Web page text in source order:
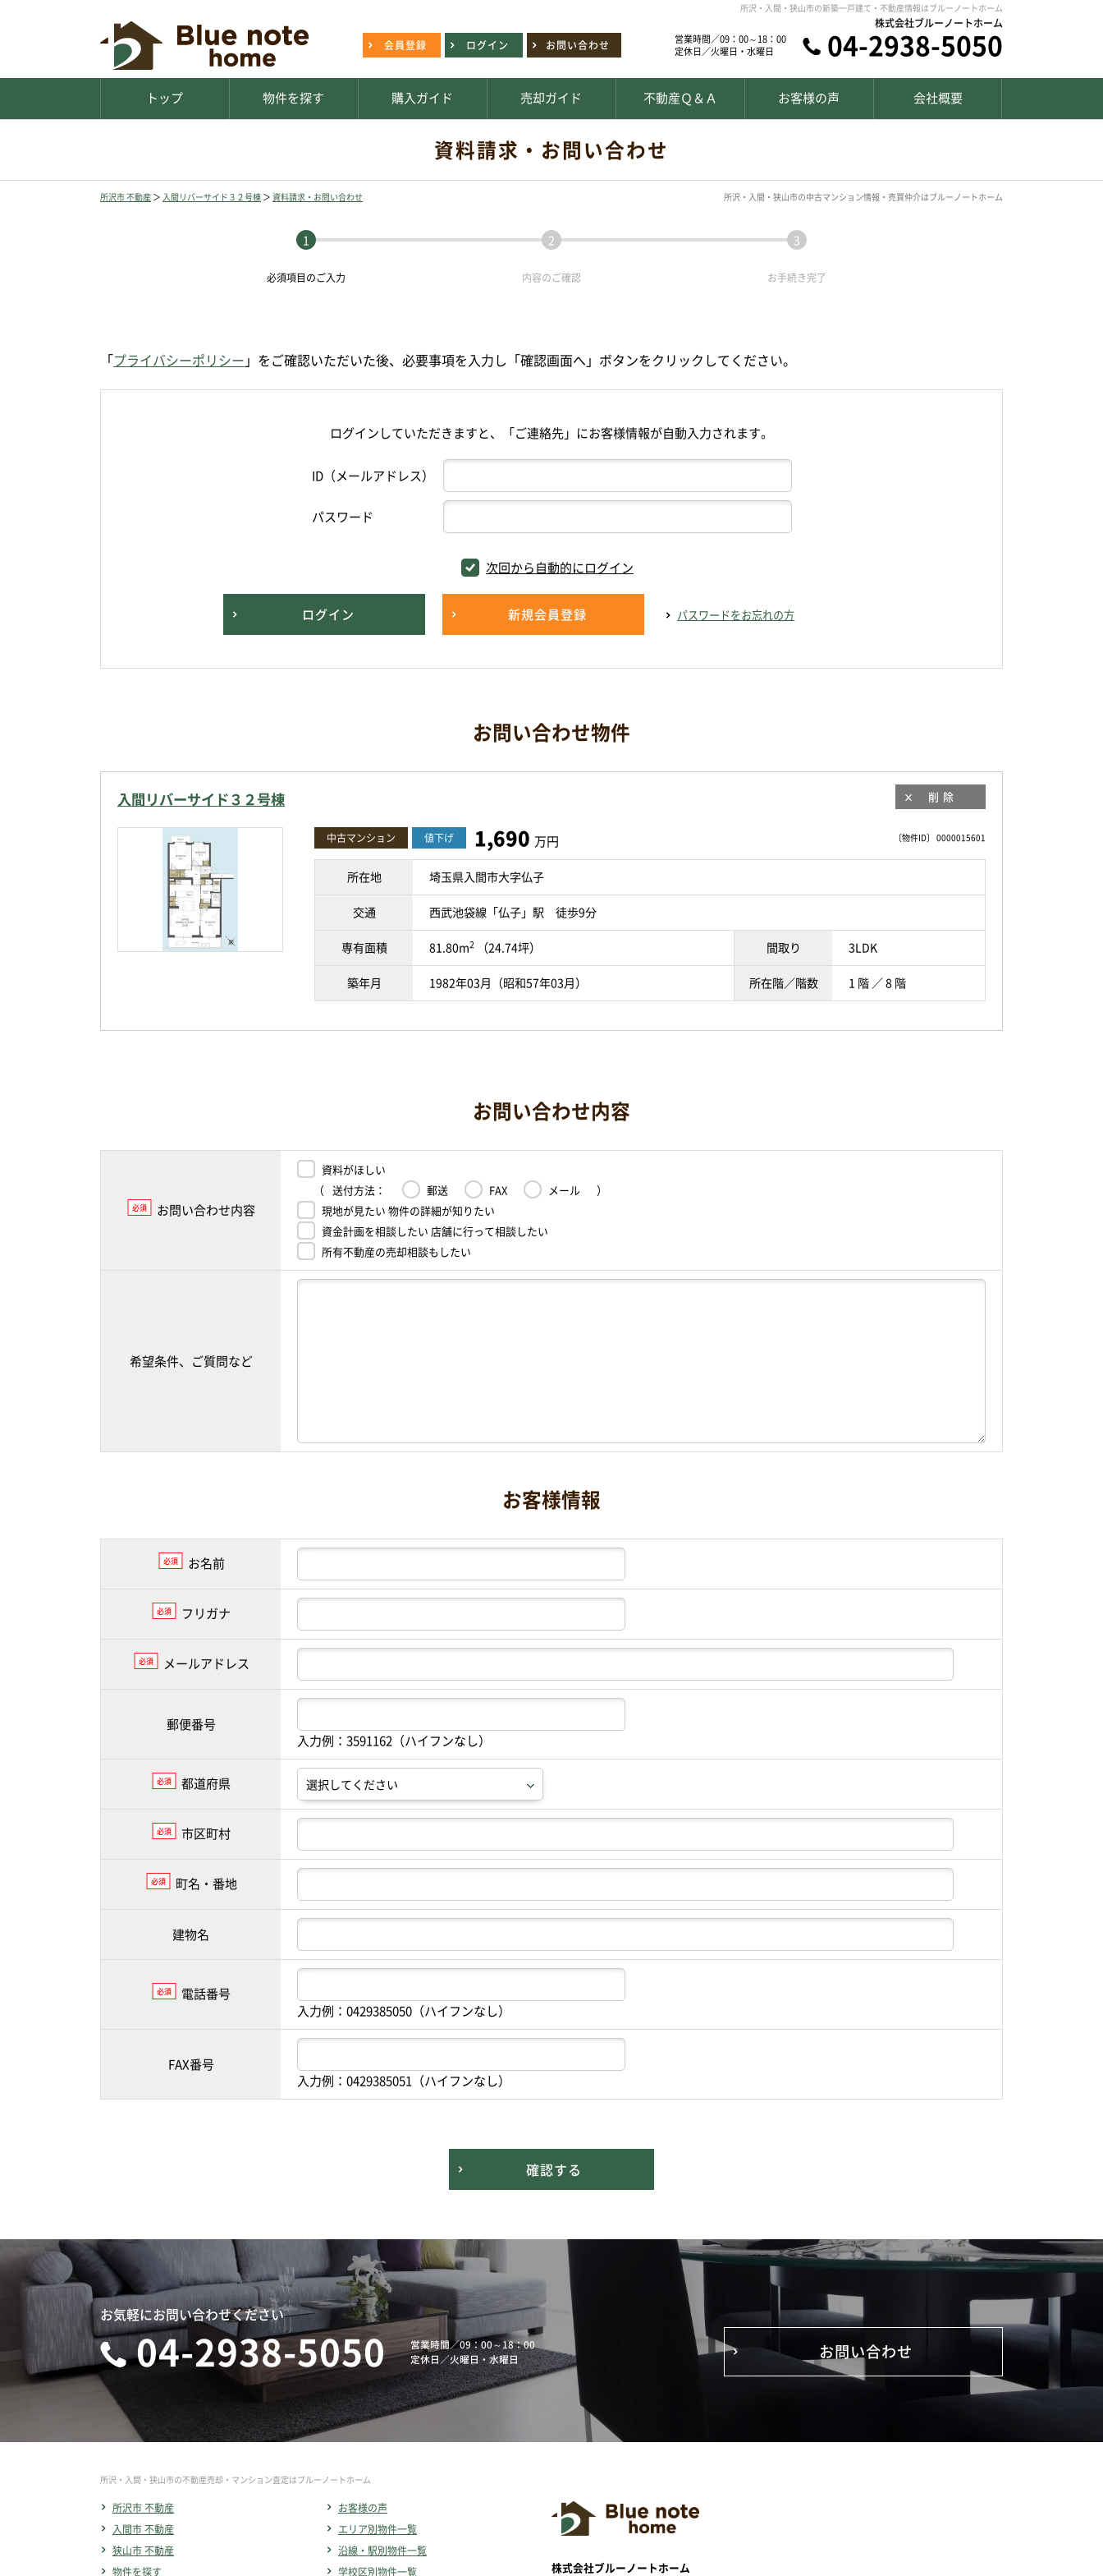
所沢・入間・狭山市の新築一戸建て・不動産情報はブルーノートホーム
会員登録 ログイン お問い合わせ
営業時間／09：00～18：00
定休日／火曜日・水曜日
株式会社ブルーノートホーム
04-2938-5050
トップ 物件を探す 購入ガイド 売却ガイド 不動産Ｑ＆Ａ お客様の声 会社概要
資料請求・お問い合わせ
所沢市 不動産 ＞ 入間リバーサイド３２号棟 ＞ 資料請求・お問い合わせ 所沢・入間・狭山市の中古マンション情報・売買仲介はブルーノートホーム
必須項目のご入力 内容のご確認 お手続き完了
「プライバシーポリシー 」をご確認いただいた後、必要事項を入力し「確認画面へ」ボタンをクリックしてください。
ログインしていただきますと、「ご連絡先」にお客様情報が自動入力されます。
ID（メールアドレス）
パスワード
次回から自動的にログイン
ログイン 新規会員登録 パスワードをお忘れの方
お問い合わせ物件
入間リバーサイド３２号棟 削除
〔物件ID〕 0000015601
中古マンション 値下げ 1,690 万円
所在地 埼玉県入間市大字仏子
交通 西武池袋線「仏子」駅 徒歩9分
専有面積 81.80m2 （24.74坪） 間取り 3LDK
築年月 1982年03月（昭和57年03月） 所在階／階数 1 階 ／ 8 階
お問い合わせ内容
必須 お問い合わせ内容
資料がほしい
（ 送付方法： 郵送 FAX メール
）
現地が見たい 物件の詳細が知りたい
資金計画を相談したい 店舗に行って相談したい
所有不動産の売却相談もしたい
希望条件、ご質問など
お客様情報
必須 お名前
必須 フリガナ
必須 メールアドレス
郵便番号
入力例：3591162（ハイフンなし）
必須 都道府県
必須 市区町村
必須 町名・番地
建物名
必須
電話番号
入力例：0429385050（ハイフンなし）
FAX番号
入力例：0429385051（ハイフンなし）
確認する
お気軽にお問い合わせください
04-2938-5050 営業時間／09：00～18：00
定休日／火曜日・水曜日 お問い合わせ
所沢・入間・狭山市の不動産売却・マンション査定はブルーノートホーム
所沢市 不動産
入間市 不動産
狭山市 不動産
物件を探す
お客様の声
エリア別物件一覧
沿線・駅別物件一覧
学校区別物件一覧
株式会社ブルーノートホーム